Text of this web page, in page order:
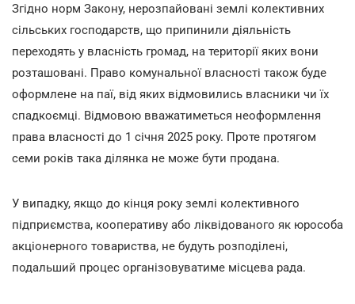
Згідно норм Закону, нерозпайовані землі колективних
сільських господарств, що припинили діяльність
переходять у власність громад, на території яких вони
розташовані. Право комунальної власності також буде
оформлене на паї, від яких відмовились власники чи їх
спадкоємці. Відмовою вважатиметься неоформлення
права власності до 1 січня 2025 року. Проте протягом
семи років така ділянка не може бути продана.
У випадку, якщо до кінця року землі колективного
підприємства, кооперативу або ліквідованого як юрособа
акціонерного товариства, не будуть розподілені,
подальший процес організовуватиме місцева рада.